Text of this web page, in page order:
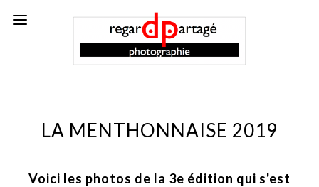
LA MENTHONNAISE 2019
Voici les photos de la 3e édition qui s'est